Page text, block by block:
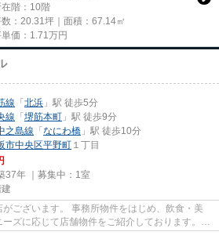
在階：10階
：20.31坪｜面積：67.14㎡
価： 1.71 万円
線 「北浜 」駅 徒歩5分
線 「堺筋本町 」駅 徒歩9分
之島線 「なにわ橋 」駅 徒歩10分
市中央区平野町 １丁目
37年 ｜募集中： 1室
ございます。 事務所物件をはじめ、飲食・美
ズに応じて店舗物件をご紹介しております。
...